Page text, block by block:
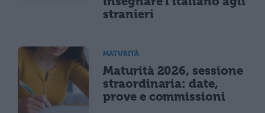
stranieri
MATURITÀ
Maturità 2026, sessione
straordinaria: date,
prove e commissioni